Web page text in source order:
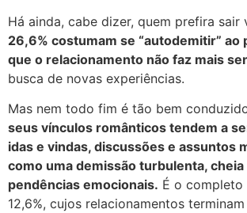
Há ainda, cabe dizer, quem prefira sair
26,6% costumam se “autodemitir” ao
que o relacionamento não faz mais
busca de novas experiências.
Mas nem todo fim é tão bem
seus vínculos românticos tendem a
idas e vindas, discussões e assuntos
como uma demissão turbulenta,
pendências emocionais. É o
12,6%, cujos relacionamentos